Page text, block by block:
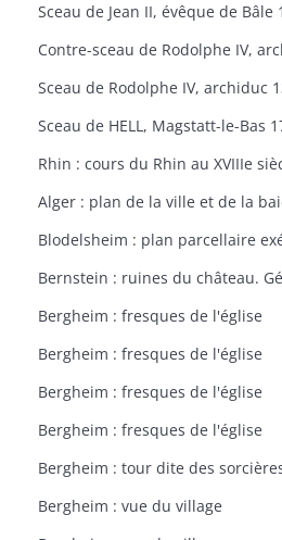
Sceau de Jean II, évêque de Bâle
Contre-sceau de Rodolphe IV,
Sceau de Rodolphe IV, archiduc
Sceau de HELL, Magstatt-le-Bas
Rhin : cours du Rhin au XVIIIe
Alger : plan de la ville et de la
Blodelsheim : plan parcellaire
Bernstein : ruines du château.
Bergheim : fresques de l'église
Bergheim : fresques de l'église
Bergheim : fresques de l'église
Bergheim : fresques de l'église
Bergheim : tour dite des
Bergheim : vue du village